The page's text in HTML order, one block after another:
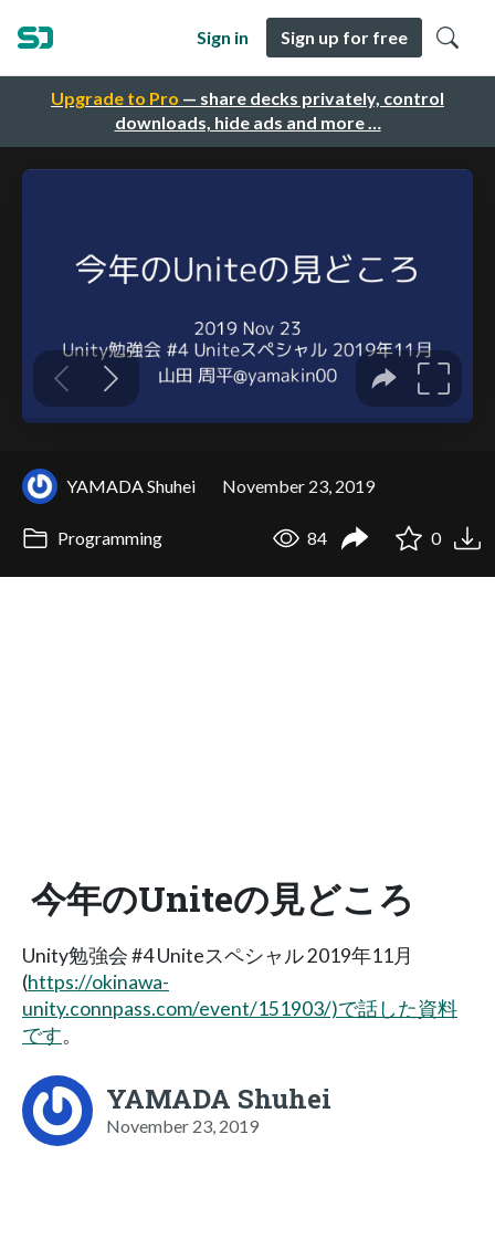
Upgrade to Pro — share decks privately, control
downloads, hide ads and more …
Sign in Sign up for free
YAMADA Shuhei November 23, 2019
Programming 84 0
今年のUniteの見どころ
Unity勉強会 #4 Uniteスペシャル 2019年11月
(https://okinawa-
unity.connpass.com/event/151903/)で話した資料
です。
YAMADA Shuhei
November 23, 2019